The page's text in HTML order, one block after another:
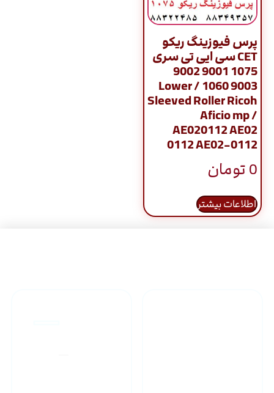
پرس فیوزینگ ریکو
CET سی ایی تی سری
1075 9001 9002
9003 1060 / Lower
Sleeved Roller Ricoh
Aficio mp /
AE020112 AE02
0112 AE02-0112
0تومان
اطلاعات بیشتر